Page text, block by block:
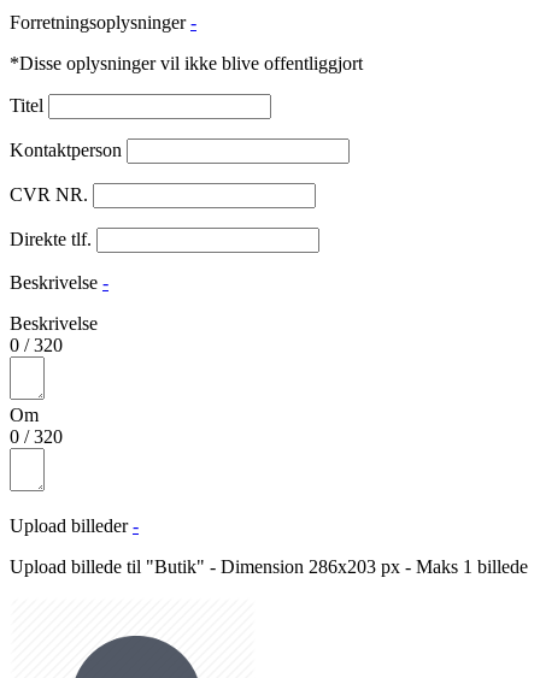
Forretningsoplysninger -
*Disse oplysninger vil ikke blive offentliggjort
Titel
Kontaktperson
CVR NR.
Direkte tlf.
Beskrivelse -
Beskrivelse
0 /320
Om
0 /320
Upload billeder -
Upload billede til "Butik" - Dimension 286x203 px - Maks 1 billede